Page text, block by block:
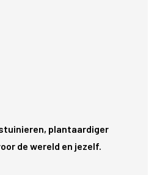
plantaardiger
de wereld en jezelf.